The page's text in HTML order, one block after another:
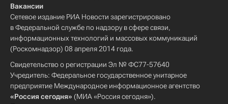
Вакансии
Сетевое издание РИА Новости зарегистрировано
в Федеральной службе по надзору в сфере связи,
информационных технологий и массовых коммуникаций
(Роскомнадзор) 08 апреля 2014 года.
Свидетельство о регистрации Эл № ФС77-57640
Учредитель: Федеральное государственное унитарное
предприятие Международное информационное агентство
«Россия сегодня» (МИА «Россия сегодня»).